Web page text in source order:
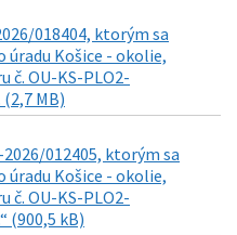
018404, ktorým sa
úradu Košice - okolie,
č. OU-KS-PLO2-
(2,7 MB)
012405, ktorým sa
úradu Košice - okolie,
č. OU-KS-PLO2-
(900,5 kB)